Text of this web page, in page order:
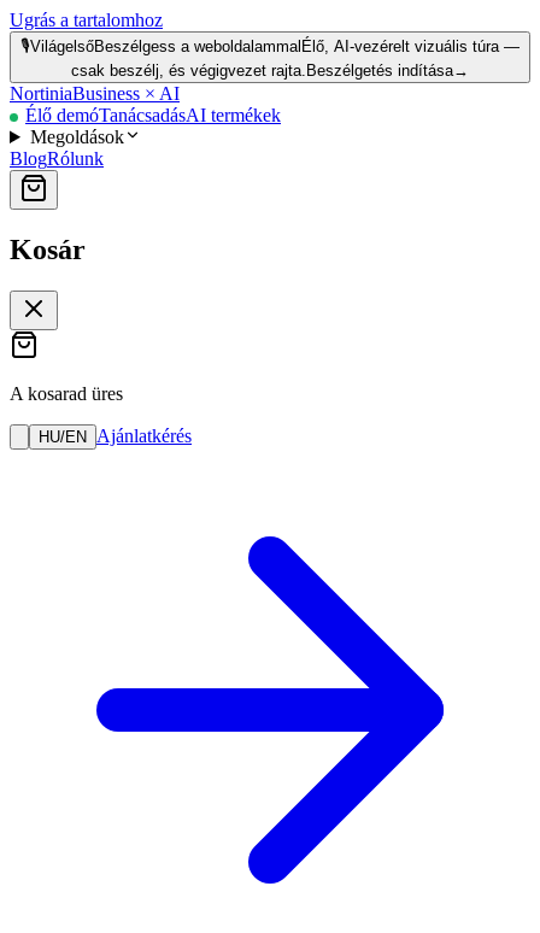
Ugrás a tartalomhoz
🎙️VilágelsőBeszélgess a weboldalammal Élő, AI-vezérelt vizuális túra —
csak beszélj, és végigvezet rajta. Beszélgetés indítása→
NortiniaBusiness × AI
Élő demóTanácsadásAI termékek
Megoldások
BlogRólunk
Kosár
A kosarad üres
HU/EN Ajánlatkérés